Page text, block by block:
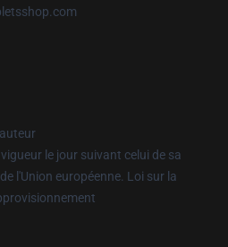
le jour suivant celui de sa
l'Union européenne. Loi sur la